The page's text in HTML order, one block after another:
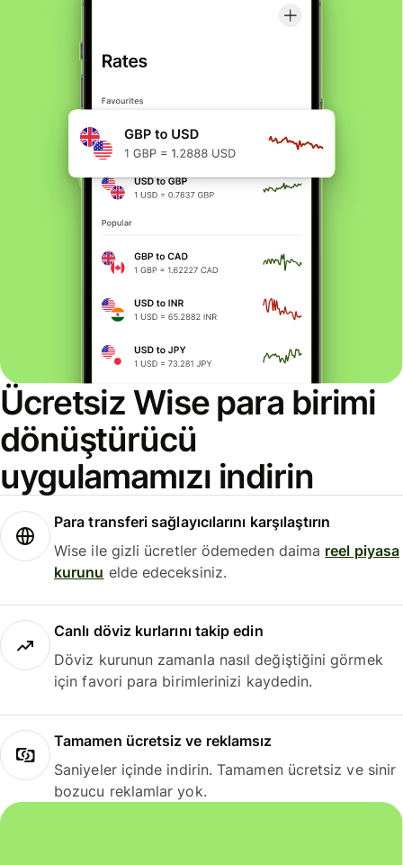
Ücretsiz Wise para birimi
dönüştürücü
uygulamamızı indirin
Para transferi sağlayıcılarını karşılaştırın
Wise ile gizli ücretler ödemeden daima reel piyasa
kurunu elde edeceksiniz.
Canlı döviz kurlarını takip edin
Döviz kurunun zamanla nasıl değiştiğini görmek
için favori para birimlerinizi kaydedin.
Tamamen ücretsiz ve reklamsız
Saniyeler içinde indirin. Tamamen ücretsiz ve sinir
bozucu reklamlar yok.